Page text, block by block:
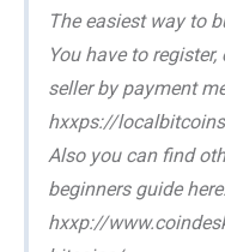
The easiest way to
You have to
seller by payment
hxxps://
Also you can find
beginners guide
hxxp://